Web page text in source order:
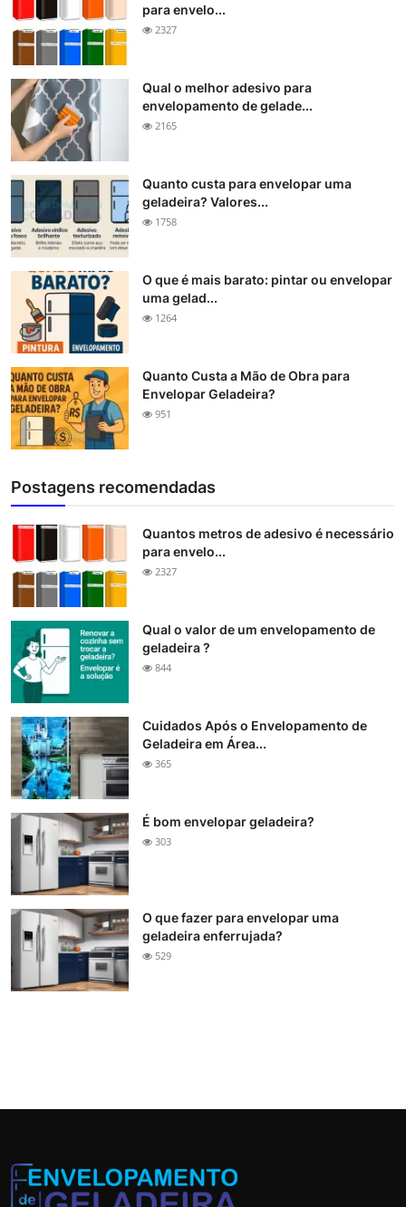
para envelo...
2327
Qual o melhor adesivo para
envelopamento de gelade...
2165
Quanto custa para envelopar uma
geladeira? Valores...
1758
O que é mais barato: pintar ou envelopar
uma gelad...
1264
Quanto Custa a Mão de Obra para
Envelopar Geladeira?
951
Postagens recomendadas
Quantos metros de adesivo é necessário
para envelo...
2327
Qual o valor de um envelopamento de
geladeira ?
844
Cuidados Após o Envelopamento de
Geladeira em Área...
365
É bom envelopar geladeira?
303
O que fazer para envelopar uma
geladeira enferrujada?
529